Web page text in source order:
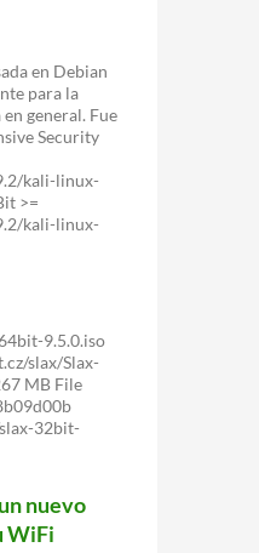
en Debian
para la
general. Fue
Security
kali-linux-
>=
kali-linux-
9.5.0.iso
slax/Slax-
MB File
32bit-
nuevo
WiFi